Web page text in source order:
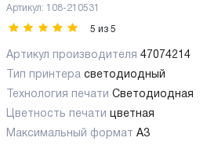
Артикул: 108-210531
5 из 5
Артикул производителя 47074214
Тип принтера светодиодный
Технология печати Светодиодная
Цветность печати
цветная
Максимальный формат А3